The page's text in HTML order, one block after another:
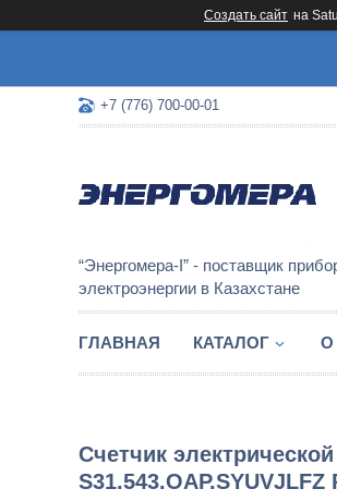
Создать сайт на
+7 (776) 700-00-01
“Энергомера-I” - поставщик
электроэнергии в Казахстане
ГЛАВНАЯ КАТАЛОГ О
Счетчик
S31.543.OAP.SYUVJLFZ